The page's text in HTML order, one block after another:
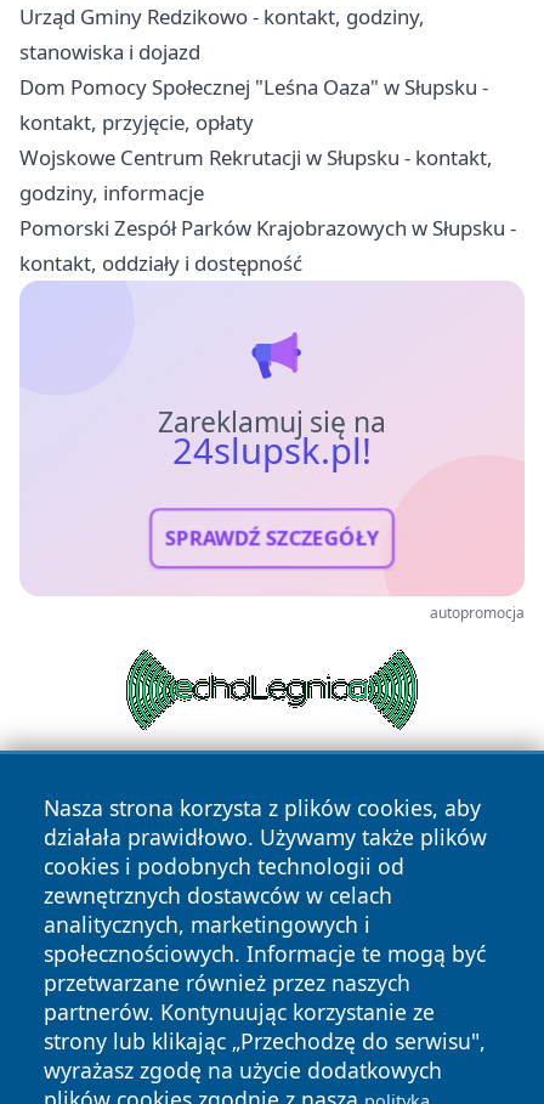
Urząd Gminy Redzikowo - kontakt, godziny,
stanowiska i dojazd
Dom Pomocy Społecznej "Leśna Oaza" w Słupsku -
kontakt, przyjęcie, opłaty
Wojskowe Centrum Rekrutacji w Słupsku - kontakt,
godziny, informacje
Pomorski Zespół Parków Krajobrazowych w Słupsku -
kontakt, oddziały i dostępność
Zareklamuj się na
24slupsk.pl!
SPRAWDŹ SZCZEGÓŁY
autopromocja
Nasza strona korzysta z plików cookies, aby
działała prawidłowo. Używamy także plików
cookies i podobnych technologii od
zewnętrznych dostawców w celach
analitycznych, marketingowych i
społecznościowych. Informacje te mogą być
przetwarzane również przez naszych
partnerów. Kontynuując korzystanie ze
strony lub klikając „Przechodzę do serwisu",
wyrażasz zgodę na użycie dodatkowych
Copyright © 2026 24slupsk.pl Wszystkie prawa zastrzeżone.
News Autorzy
Polityka
Prywatności
Polityka
Cookies